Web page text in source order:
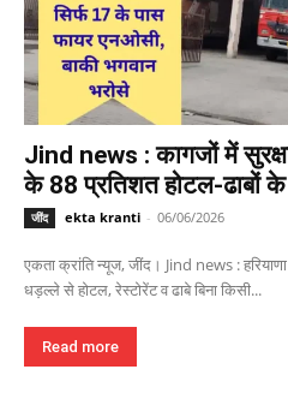
Jind news : कागजों में
के 88 प्रतिशत होटल-ढाबों
जींद ekta kranti - 06/06/2026
एकता क्रांति न्यूज, जींद। Jind news :
धड़ल्ले से होटल, रेस्टोरेंट व ढाबे बिना किसी...
Read more